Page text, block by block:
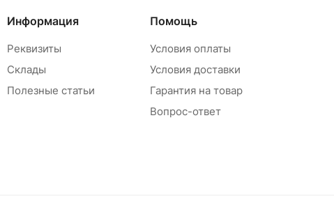
Информация
Реквизиты
Склады
Полезные статьи
Помощь
Условия оплаты
Условия доставки
Гарантия на товар
Вопрос-ответ